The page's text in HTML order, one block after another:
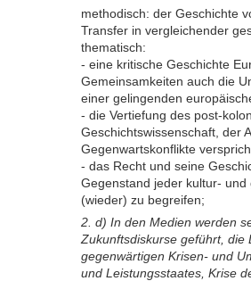
methodisch: der Geschichte
Transfer in vergleichender
thematisch:
- eine kritische Geschichte
Gemeinsamkeiten auch die
einer gelingenden
- die Vertiefung des post-
Geschichtswissenschaft, der
Gegenwartskonflikte
- das Recht und seine
Gegenstand jeder kultur- und
(wieder) zu begreifen;
2. d) In den Medien werden
Zukunftsdiskurse geführt, die
gegenwärtigen Krisen- und
und Leistungsstaates, Krise